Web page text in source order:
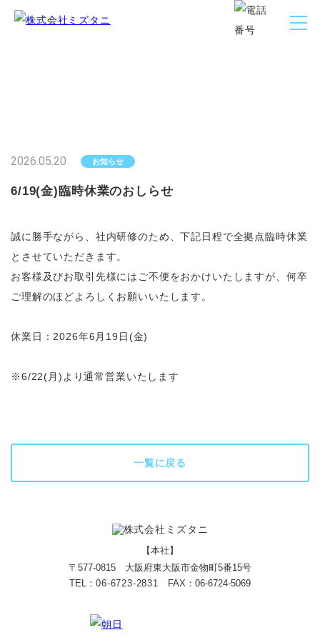
2026.05.20 お知らせ
6/19(金)臨時休業のおしらせ
誠に勝手ながら、社内研修のため、下記日程で全拠点臨時休業
とさせていただきます。
お客様及びお取引先様にはご不便をおかけいたしますが、何卒
ご理解のほどよろしくお願いいたします。
休業日：2026年6月19日(金)
※6/22(月)より通常営業いたします
一覧に戻る
【本社】
〒577-0815 大阪府東大阪市金物町5番15号
TEL：06-6723-2831 FAX：06-6724-5069